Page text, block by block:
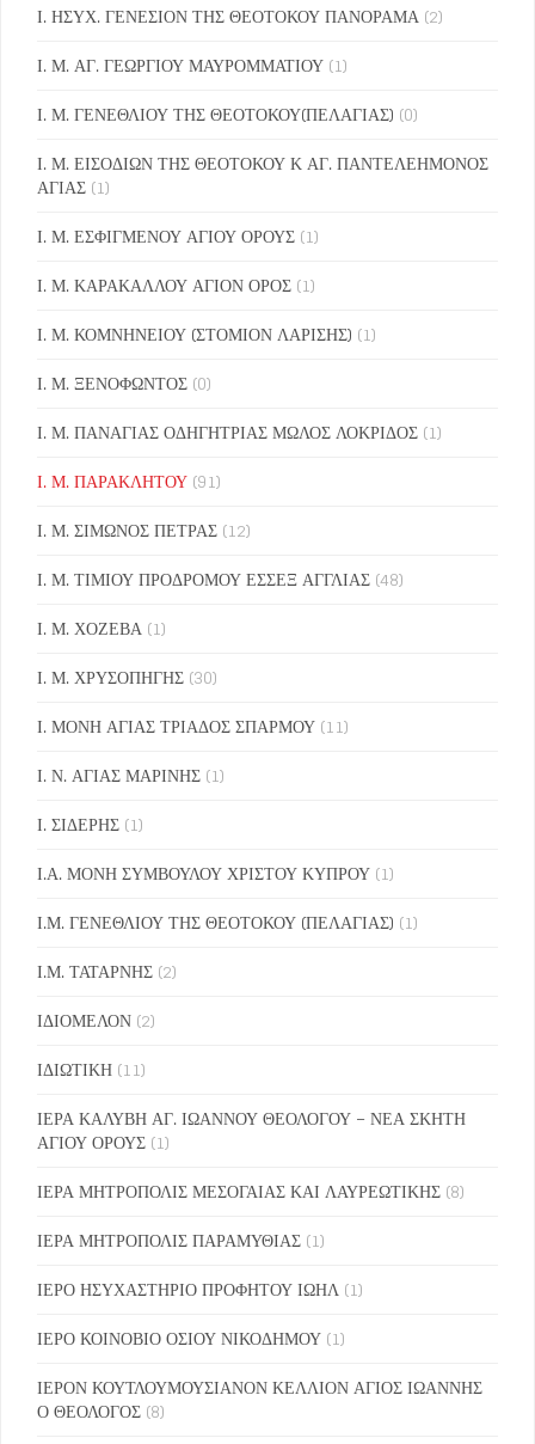
Ι. ΗΣΥΧ. ΓΕΝΕΣΙΟΝ ΤΗΣ ΘΕΟΤΟΚΟΥ ΠΑΝΟΡΑΜΑ (2)
Ι. Μ. ΑΓ. ΓΕΩΡΓΙΟΥ ΜΑΥΡΟΜΜΑΤΙΟΥ (1)
Ι. Μ. ΓΕΝΕΘΛΙΟΥ ΤΗΣ ΘΕΟΤΟΚΟΥ(ΠΕΛΑΓΙΑΣ) (0)
Ι. Μ. ΕΙΣΟΔΙΩΝ ΤΗΣ ΘΕΟΤΟΚΟΥ Κ ΑΓ. ΠΑΝΤΕΛΕΗΜΟΝΟΣ
ΑΓΙΑΣ (1)
Ι. Μ. ΕΣΦΙΓΜΕΝΟΥ ΑΓΙΟΥ ΟΡΟΥΣ (1)
Ι. Μ. ΚΑΡΑΚΑΛΛΟΥ ΑΓΙΟΝ ΟΡΟΣ (1)
Ι. Μ. ΚΟΜΝΗΝΕΙΟΥ (ΣΤΟΜΙΟΝ ΛΑΡΙΣΗΣ) (1)
Ι. Μ. ΞΕΝΟΦΩΝΤΟΣ (0)
Ι. Μ. ΠΑΝΑΓΙΑΣ ΟΔΗΓΗΤΡΙΑΣ ΜΩΛΟΣ ΛΟΚΡΙΔΟΣ (1)
Ι. Μ. ΠΑΡΑΚΛΗΤΟΥ (91)
Ι. Μ. ΣΙΜΩΝΟΣ ΠΕΤΡΑΣ (12)
Ι. Μ. ΤΙΜΙΟΥ ΠΡΟΔΡΟΜΟΥ ΕΣΣΕΞ ΑΓΓΛΙΑΣ (48)
Ι. Μ. ΧΟΖΕΒΑ (1)
Ι. Μ. ΧΡΥΣΟΠΗΓΗΣ (30)
Ι. ΜΟΝΗ ΑΓΙΑΣ ΤΡΙΑΔΟΣ ΣΠΑΡΜΟΥ (11)
Ι. Ν. ΑΓΙΑΣ ΜΑΡΙΝΗΣ (1)
Ι. ΣΙΔΕΡΗΣ (1)
Ι.Α. ΜΟΝΗ ΣΥΜΒΟΥΛΟΥ ΧΡΙΣΤΟΥ ΚΥΠΡΟΥ (1)
Ι.Μ. ΓΕΝΕΘΛΙΟΥ ΤΗΣ ΘΕΟΤΟΚΟΥ (ΠΕΛΑΓΙΑΣ) (1)
Ι.Μ. ΤΑΤΑΡΝΗΣ (2)
ΙΔΙΟΜΕΛΟΝ (2)
ΙΔΙΩΤΙΚΗ (11)
ΙΕΡΑ ΚΑΛΥΒΗ ΑΓ. ΙΩΑΝΝΟΥ ΘΕΟΛΟΓΟΥ – ΝΕΑ ΣΚΗΤΗ
ΑΓΙΟΥ ΟΡΟΥΣ (1)
ΙΕΡΑ ΜΗΤΡΟΠΟΛΙΣ ΜΕΣΟΓΑΙΑΣ ΚΑΙ ΛΑΥΡΕΩΤΙΚΗΣ (8)
ΙΕΡΑ ΜΗΤΡΟΠΟΛΙΣ ΠΑΡΑΜΥΘΙΑΣ (1)
ΙΕΡΟ ΗΣΥΧΑΣΤΗΡΙΟ ΠΡΟΦΗΤΟΥ ΙΩΗΛ (1)
ΙΕΡΟ ΚΟΙΝΟΒΙΟ ΟΣΙΟΥ ΝΙΚΟΔΗΜΟΥ (1)
ΙΕΡΟΝ ΚΟΥΤΛΟΥΜΟΥΣΙΑΝΟΝ ΚΕΛΛΙΟΝ ΑΓΙΟΣ ΙΩΑΝΝΗΣ
Ο ΘΕΟΛΟΓΟΣ (8)